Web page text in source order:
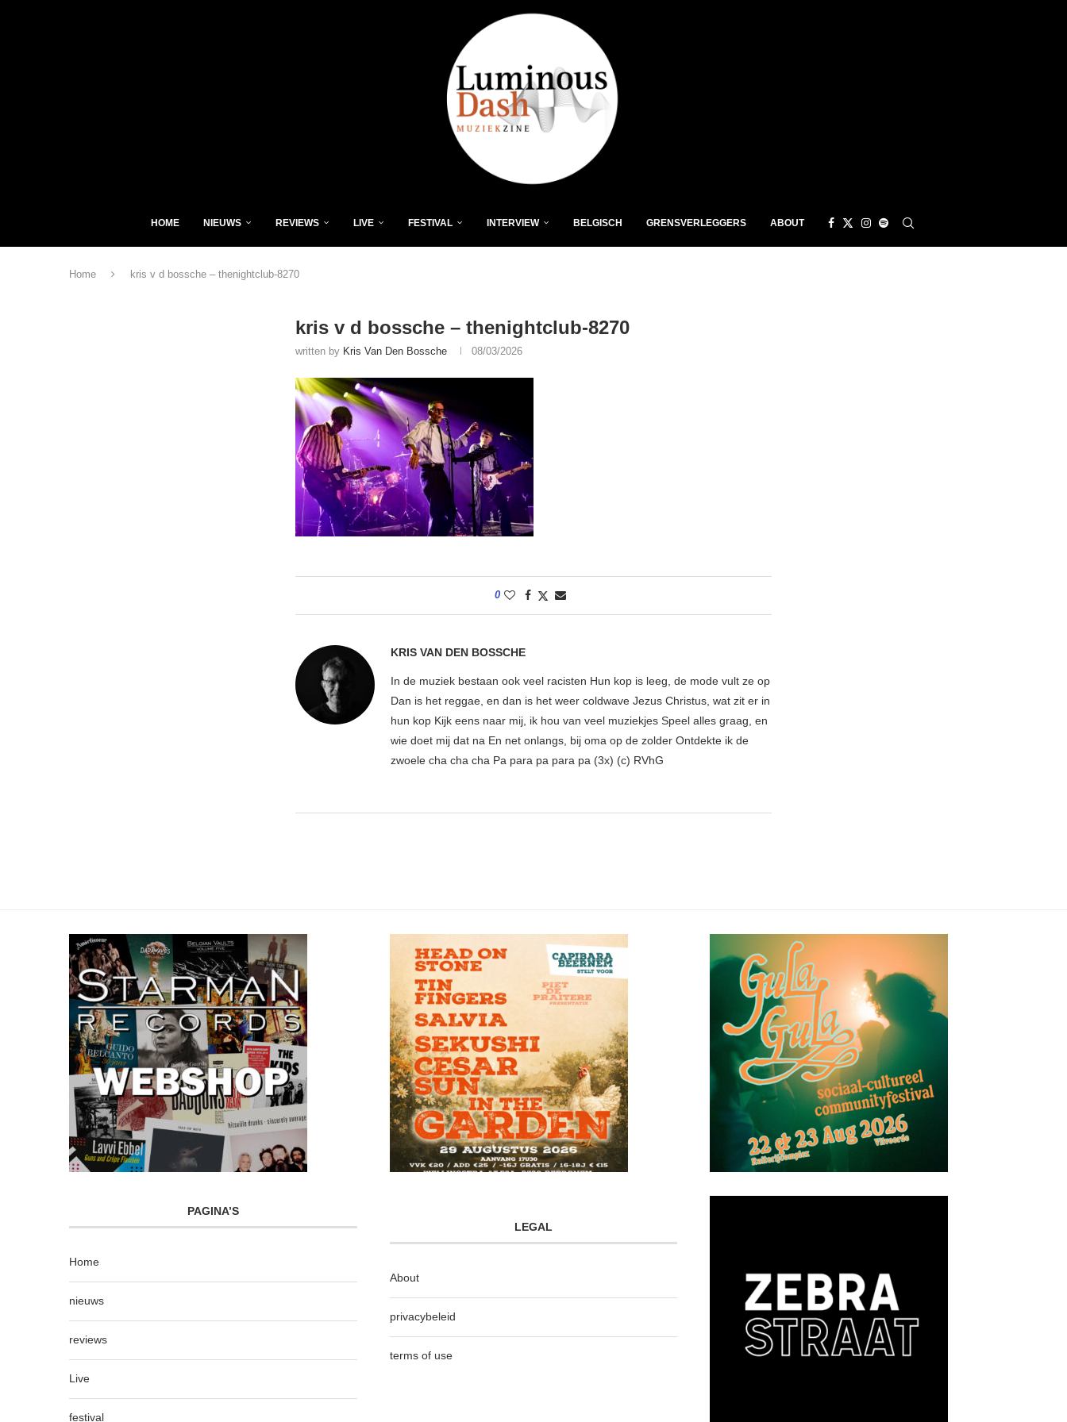
HOME NIEUWS REVIEWS LIVE FESTIVAL INTERVIEW BELGISCH GRENSVERLEGGERS ABOUT
Home kris v d bossche – thenightclub-8270
kris v d bossche – thenightclub-8270
written by Kris Van Den Bossche 08/03/2026
0
KRIS VAN DEN BOSSCHE
In de muziek bestaan ook veel racisten Hun kop is leeg, de mode vult ze op
Dan is het reggae, en dan is het weer coldwave Jezus Christus, wat zit er in
hun kop Kijk eens naar mij, ik hou van veel muziekjes Speel alles graag, en
wie doet mij dat na En net onlangs, bij oma op de zolder Ontdekte ik de
zwoele cha cha cha Pa para pa para pa (3x) (c) RVhG
PAGINA’S
Home
nieuws
reviews
Live
festival
LEGAL
About
privacybeleid
terms of use